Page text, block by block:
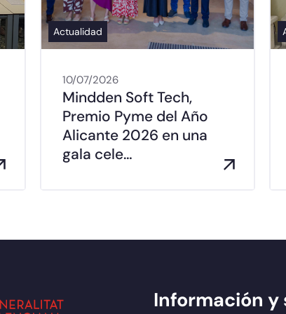
Actualidad
10/07/2026
Mindden Soft Tech,
Premio Pyme del Año
Alicante 2026 en una
gala cele…
Información y